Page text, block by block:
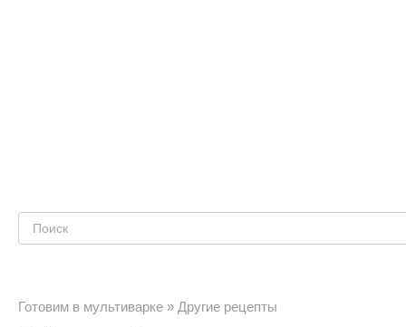
Поиск:
Готовим в мультиварке » Другие рецепты